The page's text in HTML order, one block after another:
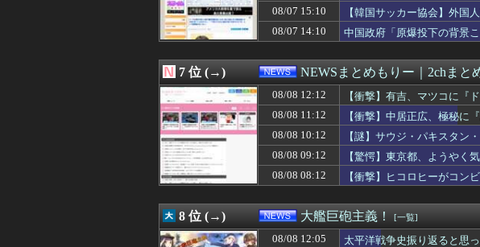
08/08 10:00
【静岡】結婚式の衣装合わせに向かった
08/08 09:55
韓国サッカー協会に外国人審判への性接
08/08 09:40
【悲報】任天堂キッズさん、「Aボタン長
08/08 09:30
【これは草】ショートスリーパー堀大輔
08/08 09:30
【江別リンチ殺人】主犯格19歳に無期懲
08/08 09:29
【朗報】今年が酷暑過ぎて蚊が全く居な
08/08 09:29
高市総理「物価上昇を上回る賃上げを日
08/08 09:21
システム障害でサービス停止の｢ドコモ･
08/08 09:20
『灼熱カバディ』全31巻すべて「50％ポ
08/08 09:15
そんな日本に何故しがみつく 〜 パヨク
08/08 09:12
【驚愕】東京都、ようやく気づいた模様
08/08 09:10
【対談で激突】石破前総理「ウクが核放
08/08 09:04
1944年7月、グアム島に上陸作戦を展開す
08/08 09:03
「あずみ」とかいう漫画読んだんやけど
08/08 09:00
【従業員退職型倒産】従業員「退職」で
主張
08/07 15:10
【韓国サッカー協会】外国
08/07 14:10
中国政府「原爆投下の背景
7 位 (→) NEWSまとめもりー｜2chまと
08/08 12:12
【衝撃】有吉、マツコに『
08/08 11:12
【衝撃】中居正広、極秘に
08/08 10:12
【謎】サウジ・パキスタン
08/08 09:12
【驚愕】東京都、ようやく
08/08 08:12
【衝撃】ヒコロヒーがコン
8 位 (→) 大艦巨砲主義！ [一覧]
08/08 12:05
太平洋戦争史振り返ると思